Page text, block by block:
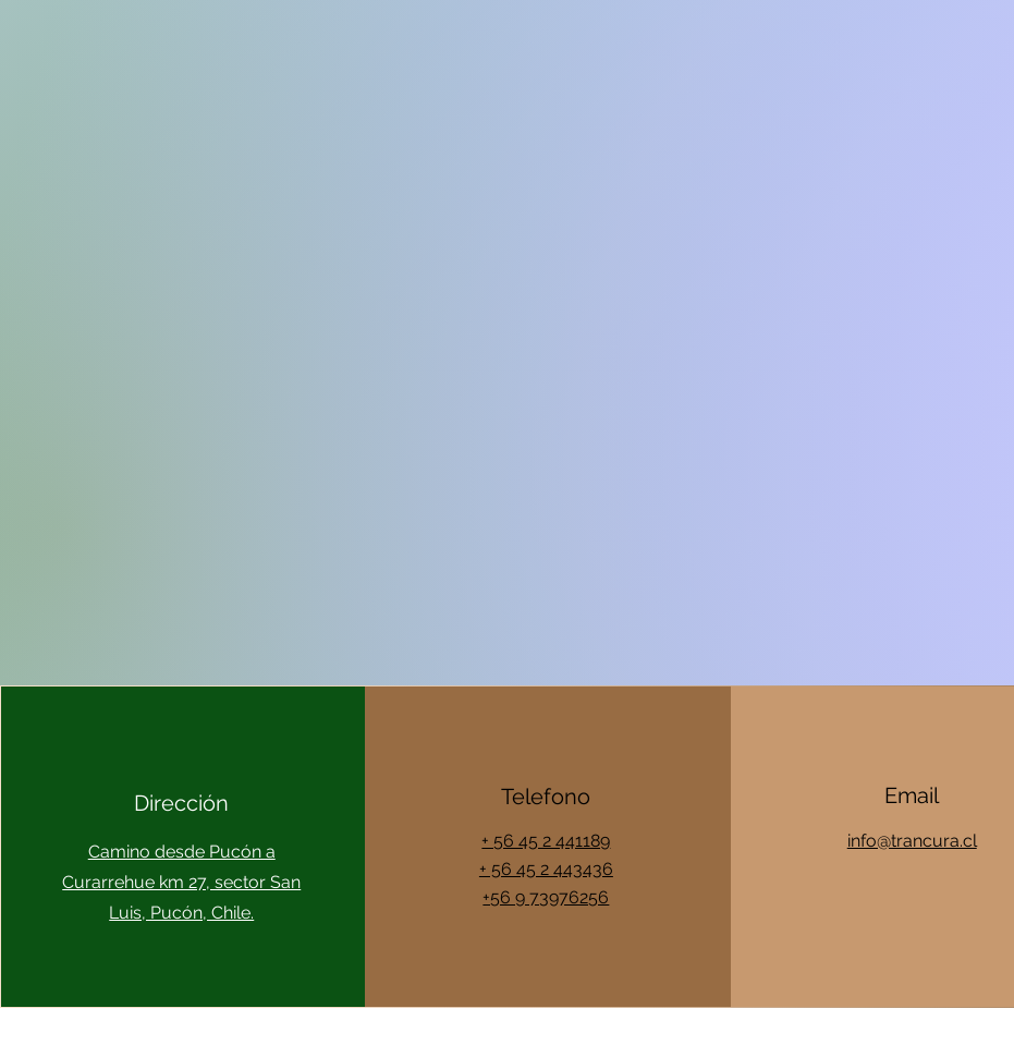
Dirección
Camino desde Pucón a
Curarrehue km 27, sector San
Luis, Pucón, Chile.
Telefono
+ 56 45 2 441189
+ 56 45 2 443436
+56 9 73976256
Email
info@trancura.cl